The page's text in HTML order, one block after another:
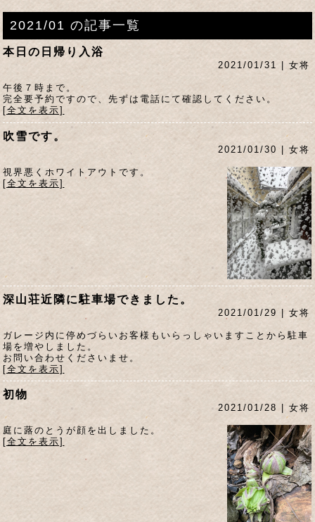
2021/01 の記事一覧
本日の日帰り入浴
2021/01/31 | 女将
午後７時まで。
完全要予約ですので、先ずは電話にて確認してください。
[全文を表示]
吹雪です。
2021/01/30 | 女将
視界悪くホワイトアウトです。
[全文を表示]
深山荘近隣に駐車場できました。
2021/01/29 | 女将
ガレージ内に停めづらいお客様もいらっしゃいますことから駐車
場を増やしました。
お問い合わせくださいませ。
[全文を表示]
初物
2021/01/28 | 女将
庭に蕗のとうが顔を出しました。
[全文を表示]